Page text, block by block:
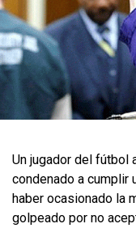
Un jugador del fútbol
condenado a cumplir
haber ocasionado la
golpeado por no